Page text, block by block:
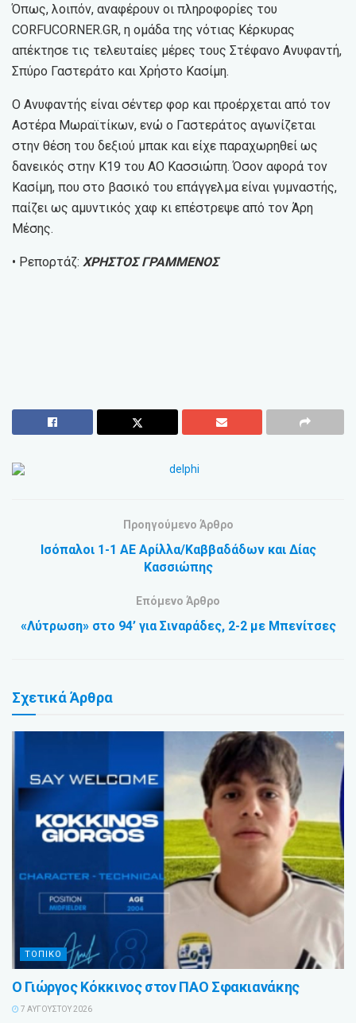
Όπως, λοιπόν, αναφέρουν οι πληροφορίες του
CORFUCORNER.GR, η ομάδα της νότιας Κέρκυρας
απέκτησε τις τελευταίες μέρες τους Στέφανο Ανυφαντή,
Σπύρο Γαστεράτο και Χρήστο Κασίμη.
Ο Ανυφαντής είναι σέντερ φορ και προέρχεται από τον
Αστέρα Μωραϊτίκων, ενώ ο Γαστεράτος αγωνίζεται
στην θέση του δεξιού μπακ και είχε παραχωρηθεί ως
δανεικός στην Κ19 του ΑΟ Κασσιώπη. Όσον αφορά τον
Κασίμη, που στο βασικό του επάγγελμα είναι γυμναστής,
παίζει ως αμυντικός χαφ κι επέστρεψε από τον Άρη
Μέσης.
• Ρεπορτάζ: ΧΡΗΣΤΟΣ ΓΡΑΜΜΕΝΟΣ
Προηγούμενο Άρθρο
Ισόπαλοι 1-1 ΑΕ Αρίλλα/Καββαδάδων και Δίας
Κασσιώπης
Επόμενο Άρθρο
«Λύτρωση» στο 94’ για Σιναράδες, 2-2 με Μπενίτσες
ΣχετικάΆρθρα
ΤΟΠΙΚΟ
Ο Γιώργος Κόκκινος στον ΠΑΟ Σφακιανάκης
7 ΑΥΓΟΎΣΤΟΥ 2026